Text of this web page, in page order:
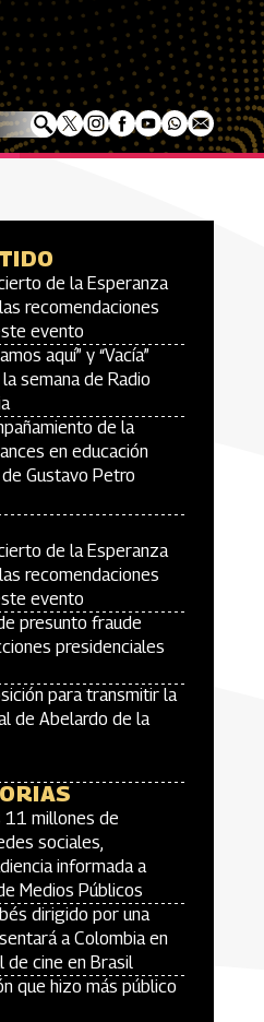
de la Esperanza
recomendaciones
evento
aquí” y “Vacía”
semana de Radio
de la
en educación
Gustavo Petro
de la Esperanza
recomendaciones
evento
presunto fraude
presidenciales
para transmitir la
de Abelardo de la
11 millones de
sociales,
informada a
Medios Públicos
dirigido por una
a Colombia en
de cine en Brasil
que hizo más público